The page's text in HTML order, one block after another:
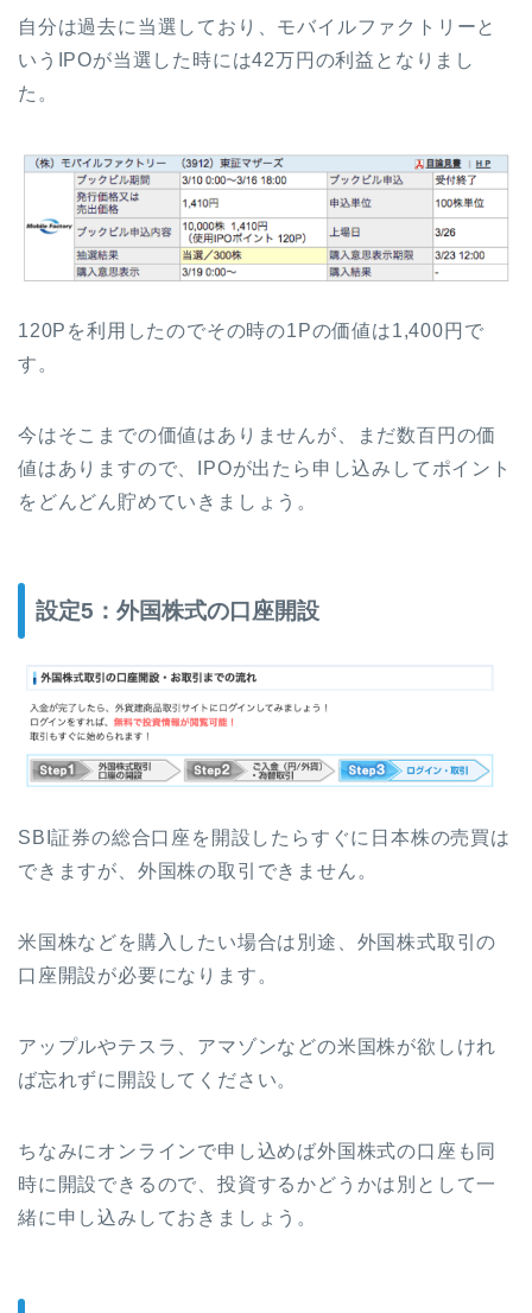
自分は過去に当選しており、モバイルファクトリーと
いうIPOが当選した時には42万円の利益となりまし
た。
120Pを利用したのでその時の1Pの価値は1,400円で
す。
今はそこまでの価値はありませんが、まだ数百円の価
値はありますので、IPOが出たら申し込みしてポイント
をどんどん貯めていきましょう。
設定5：外国株式の口座開設
SBI証券の総合口座を開設したらすぐに日本株の売買は
できますが、外国株の取引できません。
米国株などを購入したい場合は別途、外国株式取引の
口座開設が必要になります。
アップルやテスラ、アマゾンなどの米国株が欲しけれ
ば忘れずに開設してください。
ちなみにオンラインで申し込めば外国株式の口座も同
時に開設できるので、投資するかどうかは別として一
緒に申し込みしておきましょう。